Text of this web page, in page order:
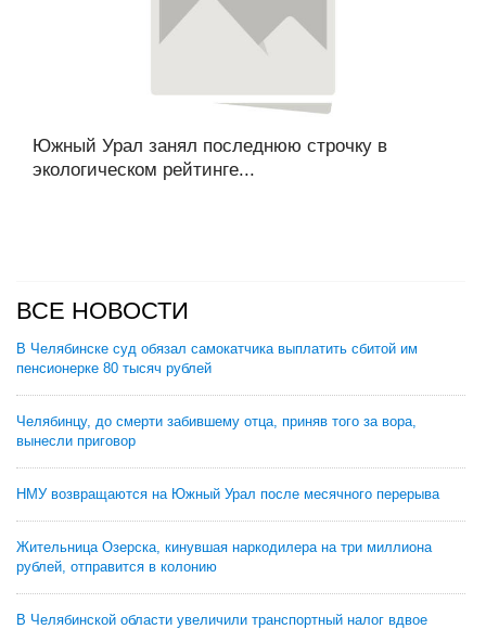
Южный Урал занял последнюю строчку в
экологическом рейтинге...
ВСЕ НОВОСТИ
В Челябинске суд обязал самокатчика выплатить сбитой им
пенсионерке 80 тысяч рублей
Челябинцу, до смерти забившему отца, приняв того за вора,
вынесли приговор
НМУ возвращаются на Южный Урал после месячного перерыва
Жительница Озерска, кинувшая наркодилера на три миллиона
рублей, отправится в колонию
В Челябинской области увеличили транспортный налог вдвое